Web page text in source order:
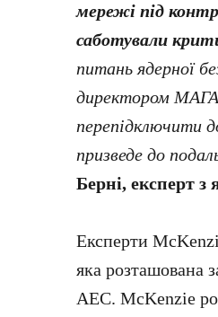
мережі під
саботували
питань ядерної
директором
перепідключити
призведе до
Берні, експерт з
Експерти
яка розташована
АЕС. McKenzie